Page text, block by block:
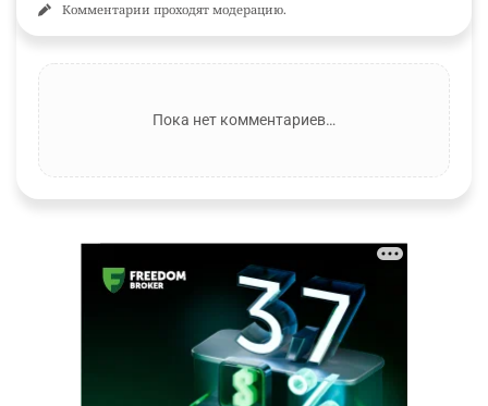
Комментарии проходят модерацию.
Пока нет комментариев…